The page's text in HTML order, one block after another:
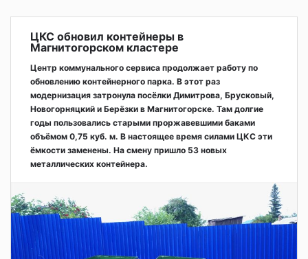
ЦКС обновил контейнеры в
Магнитогорском кластере
Центр коммунального сервиса продолжает работу по
обновлению контейнерного парка. В этот раз
модернизация затронула посёлки Димитрова, Брусковый,
Новогорняцкий и Берёзки в Магнитогорске. Там долгие
годы пользовались старыми проржавевшими баками
объёмом 0,75 куб. м. В настоящее время силами ЦКС эти
ёмкости заменены. На смену пришло 53 новых
металлических контейнера.